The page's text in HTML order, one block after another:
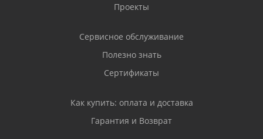
Проекты
Сервисное обслуживание
Полезно знать
Сертификаты
Как купить: оплата и доставка
Гарантия и Возврат